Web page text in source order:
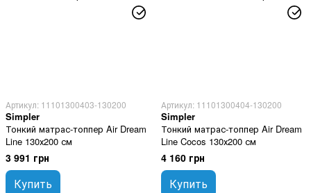
Артикул: 11101300403-130200
Simpler
Тонкий матрас-топпер Air Dream
Line 130х200 см
3 991 грн
Купить
Артикул: 11101300404-130200
Simpler
Тонкий матрас-топпер Air Dream
Line Cocos 130х200 см
4 160 грн
Купить